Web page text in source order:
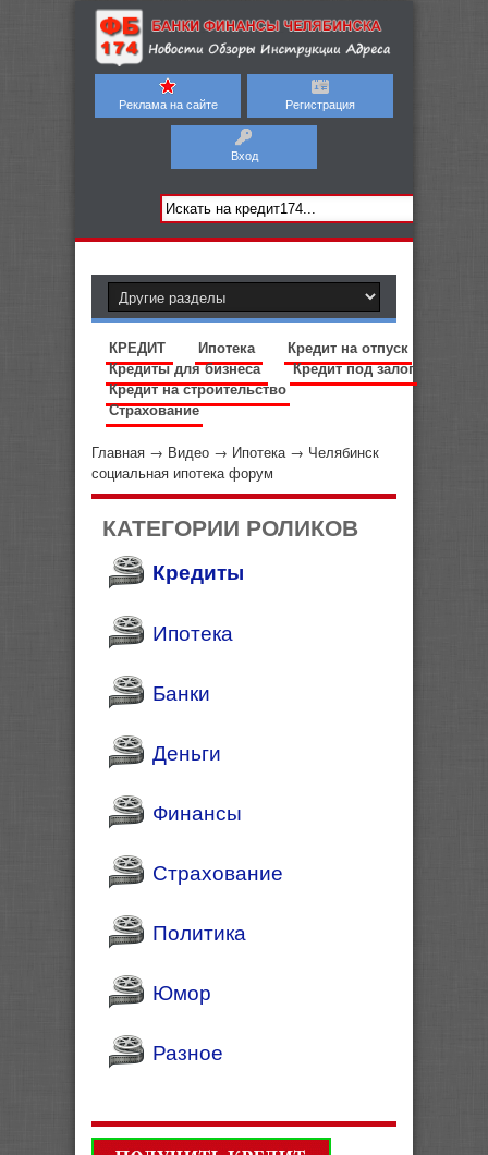
Реклама на сайте Регистрация
Вход
КРЕДИТ Ипотека
Кредит на отпуск
Кредиты для бизнеса
Кредит под залог
Кредит на строительство
Страхование
Главная → Видео → Ипотека → Челябинск
социальная ипотека форум
КАТЕГОРИИ РОЛИКОВ
Кредиты
Ипотека
Банки
Деньги
Финансы
Страхование
Политика
Юмор
Разное